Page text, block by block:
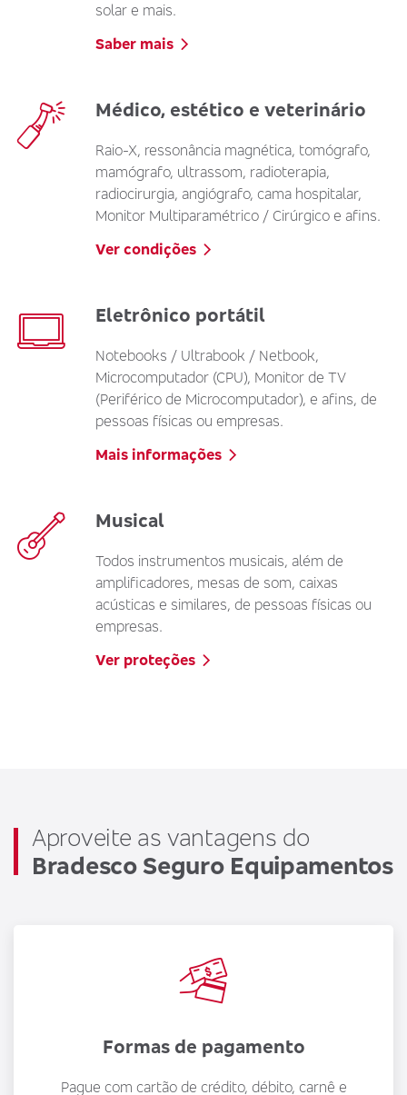
solar e mais.
Saber mais
Médico, estético e veterinário
Raio-X, ressonância magnética, tomógrafo,
mamógrafo, ultrassom, radioterapia,
radiocirurgia, angiógrafo, cama hospitalar,
Monitor Multiparamétrico / Cirúrgico e afins.
Ver condições
Eletrônico portátil
Notebooks / Ultrabook / Netbook,
Microcomputador (CPU), Monitor de TV
(Periférico de Microcomputador), e afins, de
pessoas físicas ou empresas.
Mais informações
Musical
Todos instrumentos musicais, além de
amplificadores, mesas de som, caixas
acústicas e similares, de pessoas físicas ou
empresas.
Ver proteções
Aproveite as vantagens do
Bradesco Seguro Equipamentos
Formas de pagamento
Pague com cartão de crédito, débito, carnê e